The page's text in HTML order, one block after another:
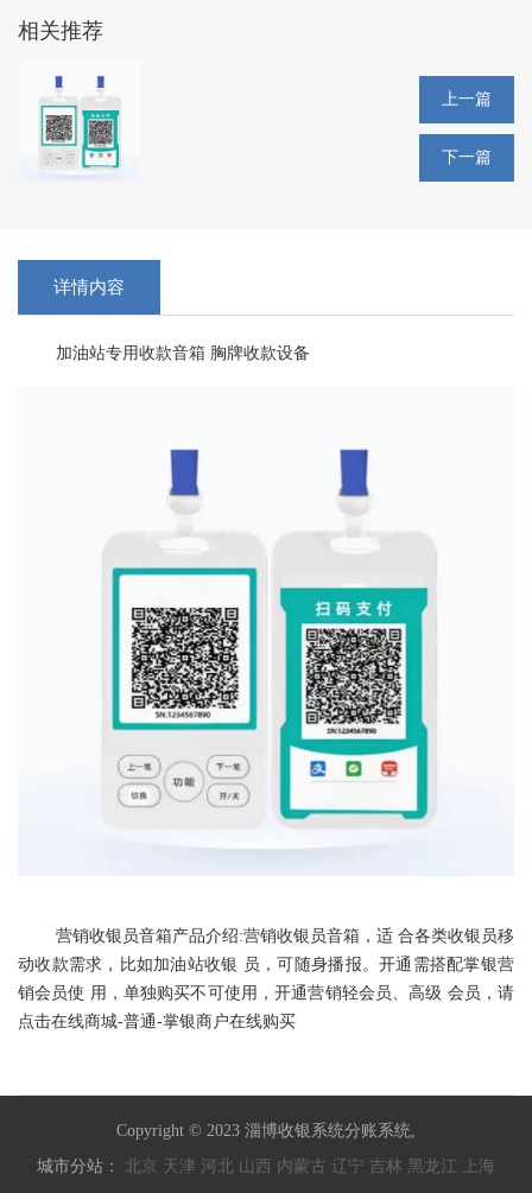
相关推荐
上一篇
下一篇
详情内容
加油站专用收款音箱 胸牌收款设备
营销收银员音箱产品介绍:营销收银员音箱，适 合各类收银员移
动收款需求，比如加油站收银 员，可随身播报。开通需搭配掌银营
销会员使 用，单独购买不可使用，开通营销轻会员、高级 会员，请
点击在线商城-普通-掌银商户在线购买
Copyright © 2023 淄博收银系统分账系统,
城市分站： 北京 天津 河北 山西 内蒙古 辽宁 吉林 黑龙江
上海